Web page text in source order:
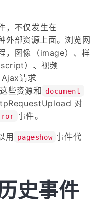
，不仅发生在
外部资源上面。浏览网
，图像（image）、样
）、视频
请求
些资源和 document
对
事件。
用 pageshow 事件代
史事件